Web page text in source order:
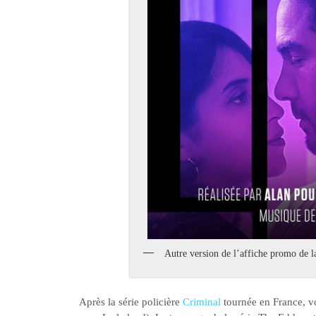
Autre version de l’affiche promo de
Après la série policière Criminal tournée en France,